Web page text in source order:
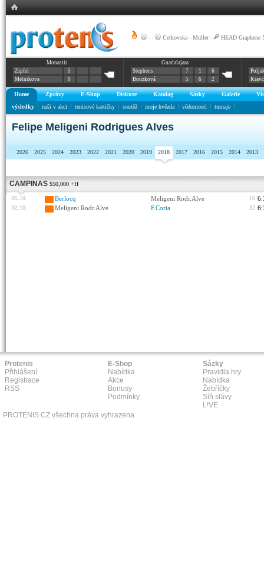
- Cetkovska - Muller| HEAD Graphene
Monastir
Zipfel
5
Melnikova
0
Guadalajara
Stephens
7 1
6
Bouzková
5 6 2
Home Zprávy E-Shop Diskuze Katalog Sázky Galerie
výsledky
naši v akci tenisové kartičky soutěž moje hvězda vědomosti turnaje
Felipe Meligeni Rodrigues Alves
2026 2025 2024 2023 2022 2021 2020 2019 2018 2017 2016 2015 2014 2013
CAMPINAS $50,000 +H
05.10. Berlocq Meligeni Rodr.Alve 16
02.10. Meligeni Rodr.Alve F.Coria 32
Protenis
Přihlášení
Registrace
RSS
E-Shop
Nabídka
Akce
Bonusy
Podmínky
Sázky
Pravidla hry
Nabídka
Žebříčky
Síň slávy
L!VE
PROTENIS.CZ všechna práva vyhrazena